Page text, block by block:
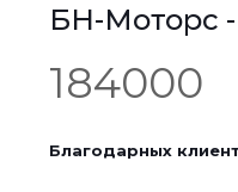
БН-Моторс -
184000
Благодарных